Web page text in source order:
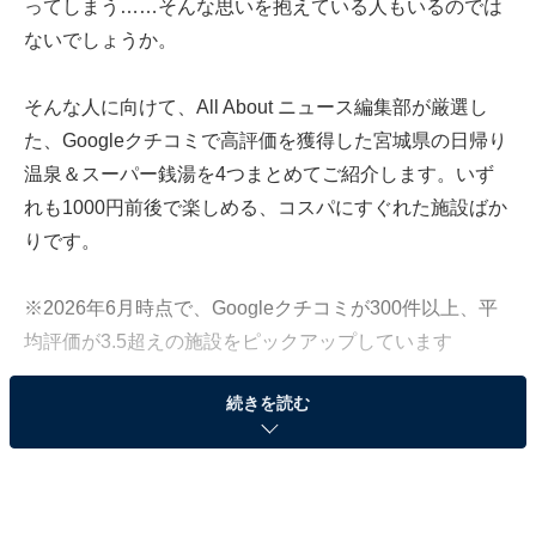
ってしまう……そんな思いを抱えている人もいるのでは
ないでしょうか。
そんな人に向けて、All About ニュース編集部が厳選し
た、Googleクチコミで高評価を獲得した宮城県の日帰り
温泉＆スーパー銭湯を4つまとめてご紹介します。いず
れも1000円前後で楽しめる、コスパにすぐれた施設ばか
りです。
※2026年6月時点で、Googleクチコミが300件以上、平
均評価が3.5超えの施設をピックアップしています
この記事の執筆者： All About ニュース編集
部
続きを読む